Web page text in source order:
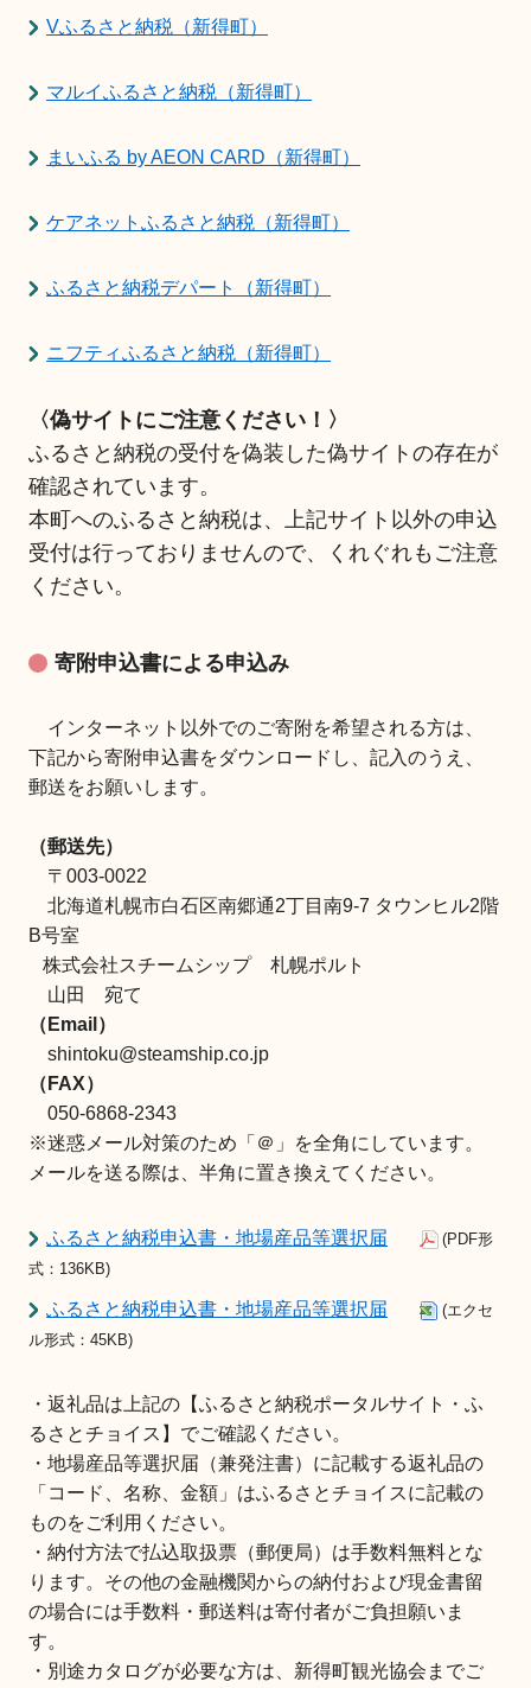
Vふるさと納税（新得町）
マルイふるさと納税（新得町）
まいふる by AEON CARD（新得町）
ケアネットふるさと納税（新得町）
ふるさと納税デパート（新得町）
ニフティふるさと納税（新得町）
〈偽サイトにご注意ください！〉
ふるさと納税の受付を偽装した偽サイトの存在が
確認されています。
本町へのふるさと納税は、上記サイト以外の申込
受付は行っておりませんので、くれぐれもご注意
ください。
寄附申込書による申込み
インターネット以外でのご寄附を希望される方は、
下記から寄附申込書をダウンロードし、記入のうえ、
郵送をお願いします。
（郵送先）
〒003-0022
北海道札幌市白石区南郷通2丁目南9-7 タウンヒル2階
B号室
株式会社スチームシップ 札幌ポルト
山田 宛て
（Email）
shintoku@steamship.co.jp
（FAX）
050-6868-2343
※迷惑メール対策のため「＠」を全角にしています。
メールを送る際は、半角に置き換えてください。
ふるさと納税申込書・地場産品等選択届
(PDF形
式：136KB)
ふるさと納税申込書・地場産品等選択届
(エクセ
ル形式：45KB)
・返礼品は上記の【ふるさと納税ポータルサイト・ふ
るさとチョイス】でご確認ください。
・地場産品等選択届（兼発注書）に記載する返礼品の
「コード、名称、金額」はふるさとチョイスに記載の
ものをご利用ください。
・納付方法で払込取扱票（郵便局）は手数料無料とな
ります。その他の金融機関からの納付および現金書留
の場合には手数料・郵送料は寄付者がご負担願いま
す。
・別途カタログが必要な方は、新得町観光協会までご